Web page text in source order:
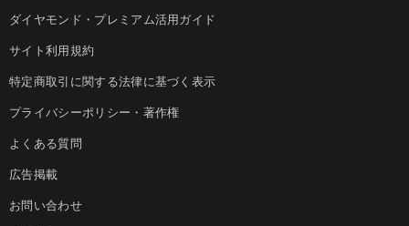
ダイヤモンド・プレミアム活用ガイド
サイト利用規約
特定商取引に関する法律に基づく表示
プライバシーポリシー・著作権
よくある質問
広告掲載
お問い合わせ